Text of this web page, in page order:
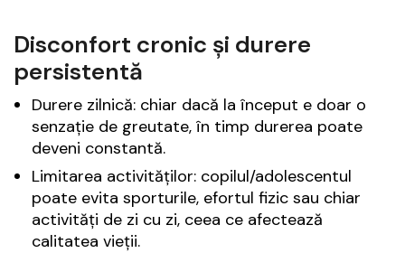
Disconfort cronic și durere
persistentă
Durere zilnică: chiar dacă la început e doar o
senzație de greutate, în timp durerea poate
deveni constantă.
Limitarea activităților: copilul/adolescentul
poate evita sporturile, efortul fizic sau chiar
activități de zi cu zi, ceea ce afectează
calitatea vieții.